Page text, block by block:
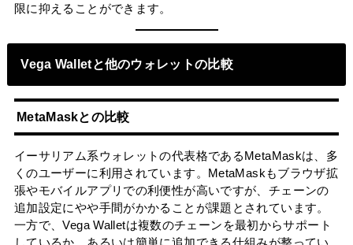
限に抑えることができます。
Vega Walletと他のウォレットの比較
MetaMaskとの比較
イーサリアム系ウォレットの代表格であるMetaMaskは、多
くのユーザーに利用されています。MetaMaskもブラウザ拡
張やモバイルアプリでの利便性が高いですが、チェーンの
追加設定にやや手間がかかることが課題とされています。
一方で、Vega Walletは複数のチェーンを最初からサポート